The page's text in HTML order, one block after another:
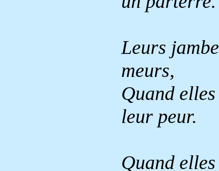
Leurs
meurs,
Quand
leur peur.
Quand